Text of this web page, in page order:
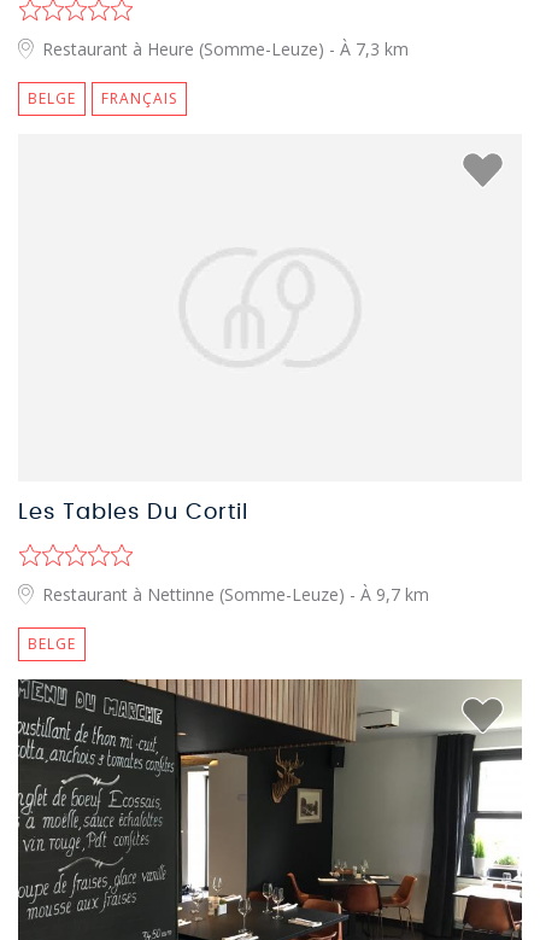
Restaurant à Heure (Somme-Leuze) - À 7,3 km
BELGE FRANÇAIS
Les Tables Du Cortil
Restaurant à Nettinne (Somme-Leuze) - À 9,7 km
BELGE